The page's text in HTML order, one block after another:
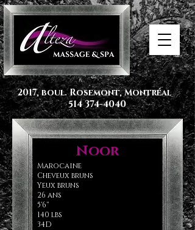
514 374-4040
2017, boul. Rosemont, Montréal
Noor
Marocaine
Cheveux bruns
Yeux bruns
26 ans
5'6''
140 lbs
34D